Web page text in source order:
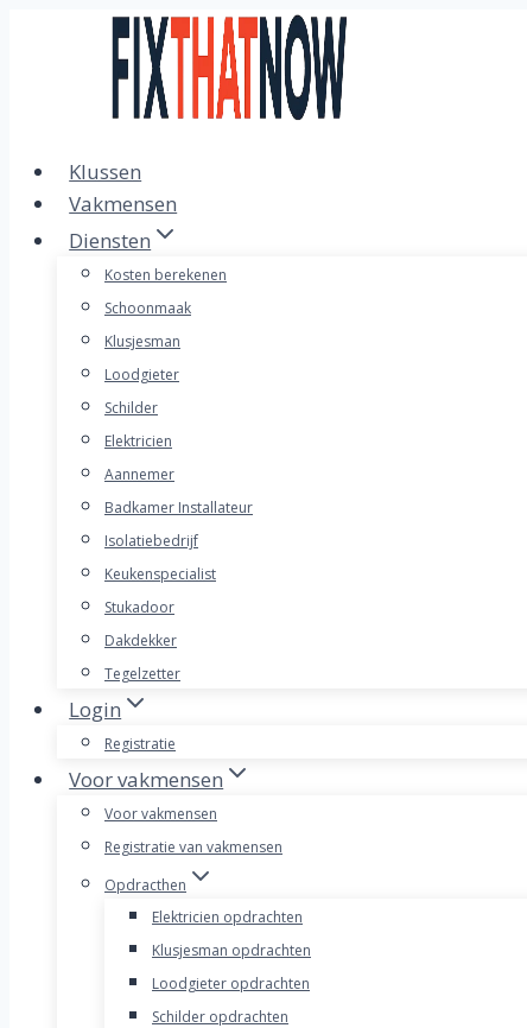
Klussen
Vakmensen
Diensten
Kosten berekenen
Schoonmaak
Klusjesman
Loodgieter
Schilder
Elektricien
Aannemer
Badkamer Installateur
Isolatiebedrijf
Keukenspecialist
Stukadoor
Dakdekker
Tegelzetter
Login
Registratie
Voor vakmensen
Voor vakmensen
Registratie van vakmensen
Opdracthen
Elektricien opdrachten
Klusjesman opdrachten
Loodgieter opdrachten
Schilder opdrachten